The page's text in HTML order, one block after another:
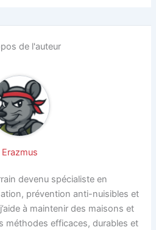
de l'auteur
Erazmus
devenu spécialiste en
prévention anti-nuisibles et
à maintenir des maisons et
méthodes efficaces, durables et